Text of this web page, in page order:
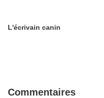
L'écrivain canin
Commentaires